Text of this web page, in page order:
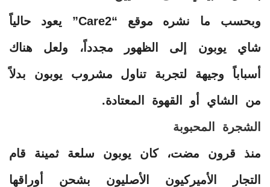
وبحسب ما نشره موقع “Care2” يعود حالياً
شاي يوبون إلى الظهور مجدداً، ولعل هناك
أسباباً وجيهة لتجربة تناول مشروب يوبون بدلاً
من الشاي أو القهوة المعتادة.
الشجرة المحبوبة
منذ قرون مضت، كان يوبون سلعة ثمينة قام
التجار الأميركيون الأصليون بشحن أوراقها